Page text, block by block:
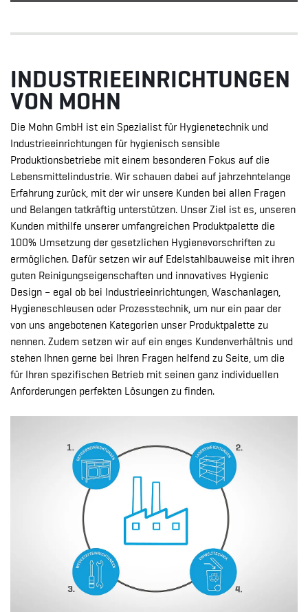
INDUSTRIEEINRICHTUNGEN
VON MOHN
Die Mohn GmbH ist ein Spezialist für Hygienetechnik und
Industrieeinrichtungen für hygienisch sensible
Produktionsbetriebe mit einem besonderen Fokus auf die
Lebensmittelindustrie. Wir schauen dabei auf jahrzehntelange
Erfahrung zurück, mit der wir unsere Kunden bei allen Fragen
und Belangen tatkräftig unterstützen. Unser Ziel ist es, unseren
Kunden mithilfe unserer umfangreichen Produktpalette die
100% Umsetzung der gesetzlichen Hygienevorschriften zu
ermöglichen. Dafür setzen wir auf Edelstahlbauweise mit ihren
guten Reinigungseigenschaften und innovatives Hygienic
Design – egal ob bei Industrieeinrichtungen, Waschanlagen,
Hygieneschleusen oder Prozesstechnik, um nur ein paar der
von uns angebotenen Kategorien unser Produktpalette zu
nennen. Zudem setzen wir auf ein enges Kundenverhältnis und
stehen Ihnen gerne bei Ihren Fragen helfend zu Seite, um die
für Ihren spezifischen Betrieb mit seinen ganz individuellen
Anforderungen perfekten Lösungen zu finden.